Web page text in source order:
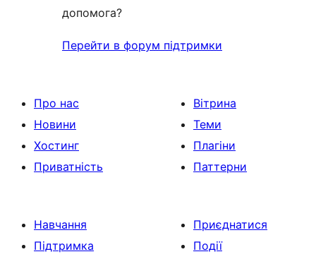
допомога?
Перейти в форум підтримки
Про нас
Новини
Хостинг
Приватність
Вітрина
Теми
Плагіни
Паттерни
Навчання
Підтримка
Приєднатися
Події